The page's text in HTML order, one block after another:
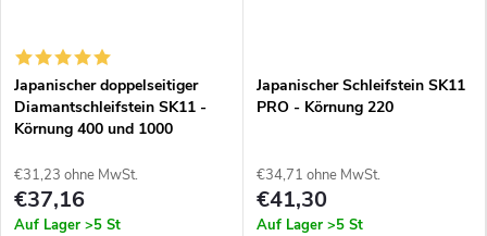
Japanischer doppelseitiger
Diamantschleifstein SK11 -
Körnung 400 und 1000
€31,23 ohne MwSt.
€37,16
Auf Lager >5 St
Japanischer Schleifstein SK11
PRO - Körnung 220
€34,71 ohne MwSt.
€41,30
Auf Lager >5 St